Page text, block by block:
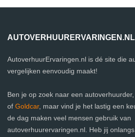
AUTOVERHUURERVARINGEN.NL
AutoverhuurErvaringen.nl is dé site die
vergelijken eenvoudig maakt!
Ben je op zoek naar een
of Goldcar, maar vind je het lastig een
de dag maken veel mensen gebruik van
autoverhuurervaringen.nl. Heb jij